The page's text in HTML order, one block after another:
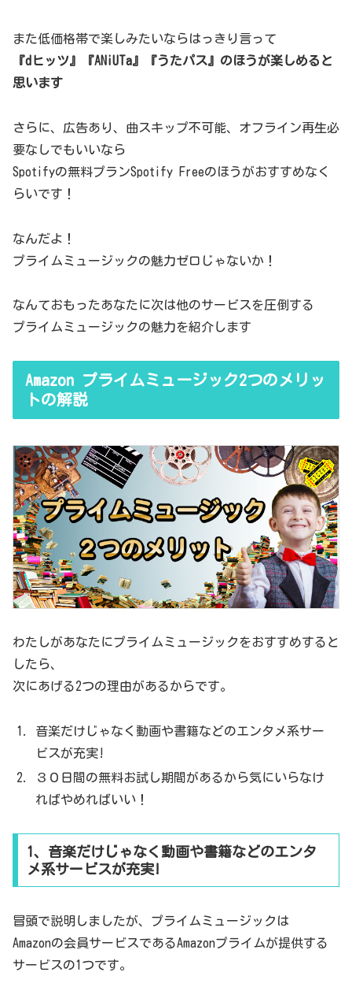
また低価格帯で楽しみたいならはっきり言って
『dヒッツ』『ANiUTa』『うたパス』のほうが楽しめると
思います
さらに、広告あり、曲スキップ不可能、オフライン再生必
要なしでもいいなら
Spotifyの無料プランSpotify Freeのほうがおすすめなく
らいです！
なんだよ！
プライムミュージックの魅力ゼロじゃないか！
なんておもったあなたに次は他のサービスを圧倒する
プライムミュージックの魅力を紹介します
Amazon プライムミュージック2つのメリッ
トの解説
わたしがあなたにプライムミュージックをおすすめすると
したら、
次にあげる2つの理由があるからです。
音楽だけじゃなく動画や書籍などのエンタメ系サー
ビスが充実!
３０日間の無料お試し期間があるから気にいらなけ
ればやめればいい！
1、音楽だけじゃなく動画や書籍などのエンタ
メ系サービスが充実!
冒頭で説明しましたが、プライムミュージックは
Amazonの会員サービスであるAmazonプライムが提供する
サービスの1つです。